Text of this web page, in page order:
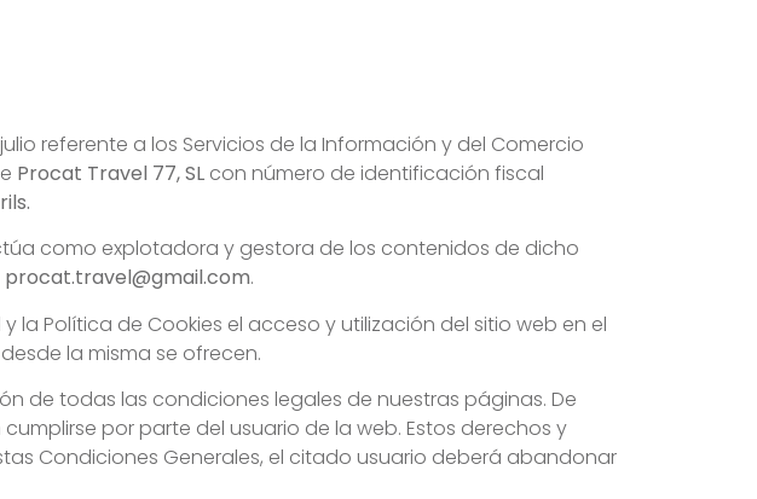
referente a los Servicios de la Información y del Comercio
Procat Travel 77, SL con número de identificación fiscal
como explotadora y gestora de los contenidos de dicho
procat.travel@gmail.com.
la Política de Cookies el acceso y utilización del sitio web en el
la misma se ofrecen.
de todas las condiciones legales de nuestras páginas. De
por parte del usuario de la web. Estos derechos y
Condiciones Generales, el citado usuario deberá abandonar